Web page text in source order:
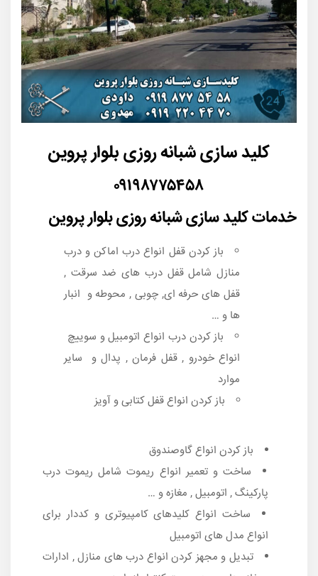
کلید سازی شبانه روزی بلوار پروین
۰۹۱۹۸۷۷۵۴۵۸
خدمات کلید سازی شبانه روزی بلوار پروین
باز کردن قفل انواع درب اماکن و درب
منازل شامل قفل درب های ضد سرقت ,
قفل های حرفه ای, چوبی , محوطه و انبار
ها و …
باز کردن درب انواع اتومبیل و سوییچ
انواع خودرو , قفل فرمان , پدال و سایر
موارد
باز کردن انواع قفل کتابی و آویز
باز کردن انواع گاوصندوق
ساخت و تعمیر انواع ریموت شامل ریموت درب
پارکینگ , اتومبیل , مغازه و …
ساخت انواع کلیدهای کامپیوتری و کددار برای
انواع مدل های اتومبیل
تبدیل و مجهز کردن انواع درب های منازل , ادارات